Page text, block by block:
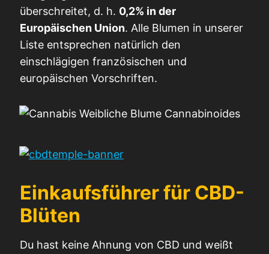
überschreitet, d. h. 0,2% in der
Europäischen Union. Alle Blumen in unserer
Liste entsprechen natürlich den
einschlägigen französischen und
europäischen Vorschriften.
Einkaufsführer für CBD-
Blüten
Du hast keine Ahnung von CBD und weißt